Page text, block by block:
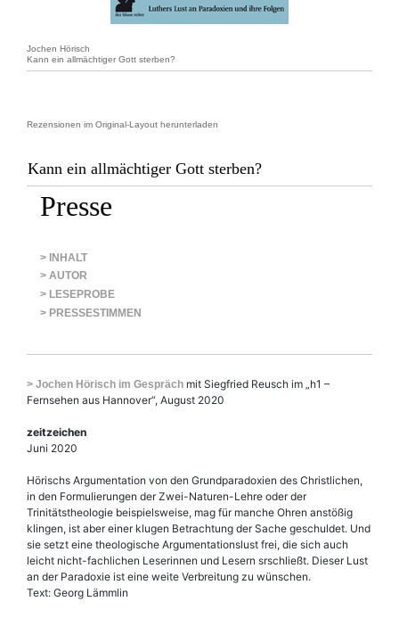
Jochen Hörisch
Kann ein allmächtiger Gott sterben?
Rezensionen im Original-Layout herunterladen
Kann ein allmächtiger Gott sterben?
Presse
> INHALT
> AUTOR
> LESEPROBE
> PRESSESTIMMEN
> Jochen Hörisch im Gespräch mit Siegfried Reusch im „h1 –
Fernsehen aus Hannover“, August 2020
zeitzeichen
Juni 2020
Hörischs Argumentation von den Grundparadoxien des Christlichen,
in den Formulierungen der Zwei-Naturen-Lehre oder der
Trinitätstheologie beispielsweise, mag für manche Ohren anstößig
klingen, ist aber einer klugen Betrachtung der Sache geschuldet. Und
sie setzt eine theologische Argumentationslust frei, die sich auch
leicht nicht-fachlichen Leserinnen und Lesern srschließt. Dieser Lust
an der Paradoxie ist eine weite Verbreitung zu wünschen.
Text: Georg Lämmlin